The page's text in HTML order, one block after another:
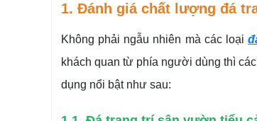
1. Đánh giá chất lượng đá
Không phải ngẫu nhiên mà các loại
khách quan từ phía người dùng thì
dụng nổi bật như sau: